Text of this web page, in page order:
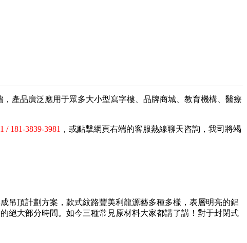
產品廣泛應用于眾多大小型寫字樓、品牌商城、教育機構、醫療
/ 181-3839-3981 ，或點擊網頁右端的客服熱線聊天咨詢，我司將竭
吊頂計劃方案，款式紋路豐美利龍源藝多種多樣，表層明亮的鋁
絕大部分時間。如今三種常見原材料大家都講了講！對于封閉式